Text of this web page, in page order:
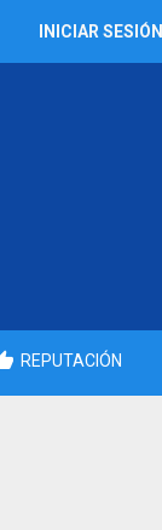
INICIAR SESIÓN
REPUTACIÓN